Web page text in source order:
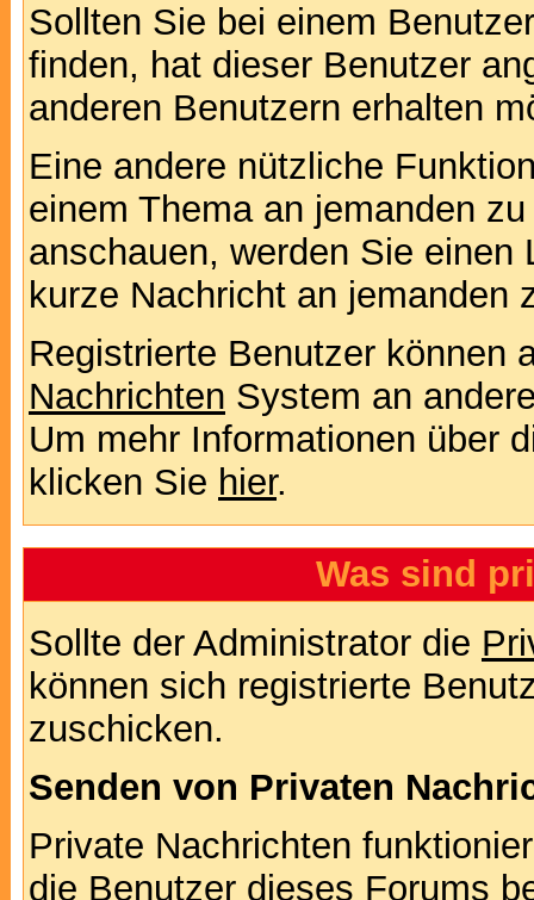
Sollten Sie bei einem
finden, hat dieser Benutzer
anderen Benutzern erhalten
Eine andere nützliche
einem Thema an jemanden
anschauen, werden Sie
kurze Nachricht an jemanden
Registrierte Benutzer können
Nachrichten System an
Um mehr Informationen über
klicken Sie hier.
Was sind
Sollte der Administrator die
können sich registrierte
zuschicken.
Senden von Privaten
Private Nachrichten
die Benutzer dieses Forums